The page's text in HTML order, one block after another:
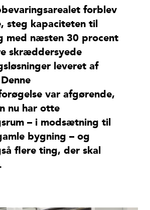
forblev
steg kapaciteten til
med næsten 30 procent
skræddersyede
leveret af
var afgørende,
nu har otte
– i modsætning til
bygning – og
flere ting, der skal